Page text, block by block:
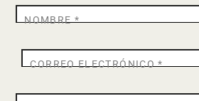
NOMBRE*
CORREO ELECTRÓNICO*